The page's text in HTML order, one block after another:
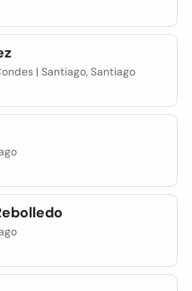
| Santiago, Santiago